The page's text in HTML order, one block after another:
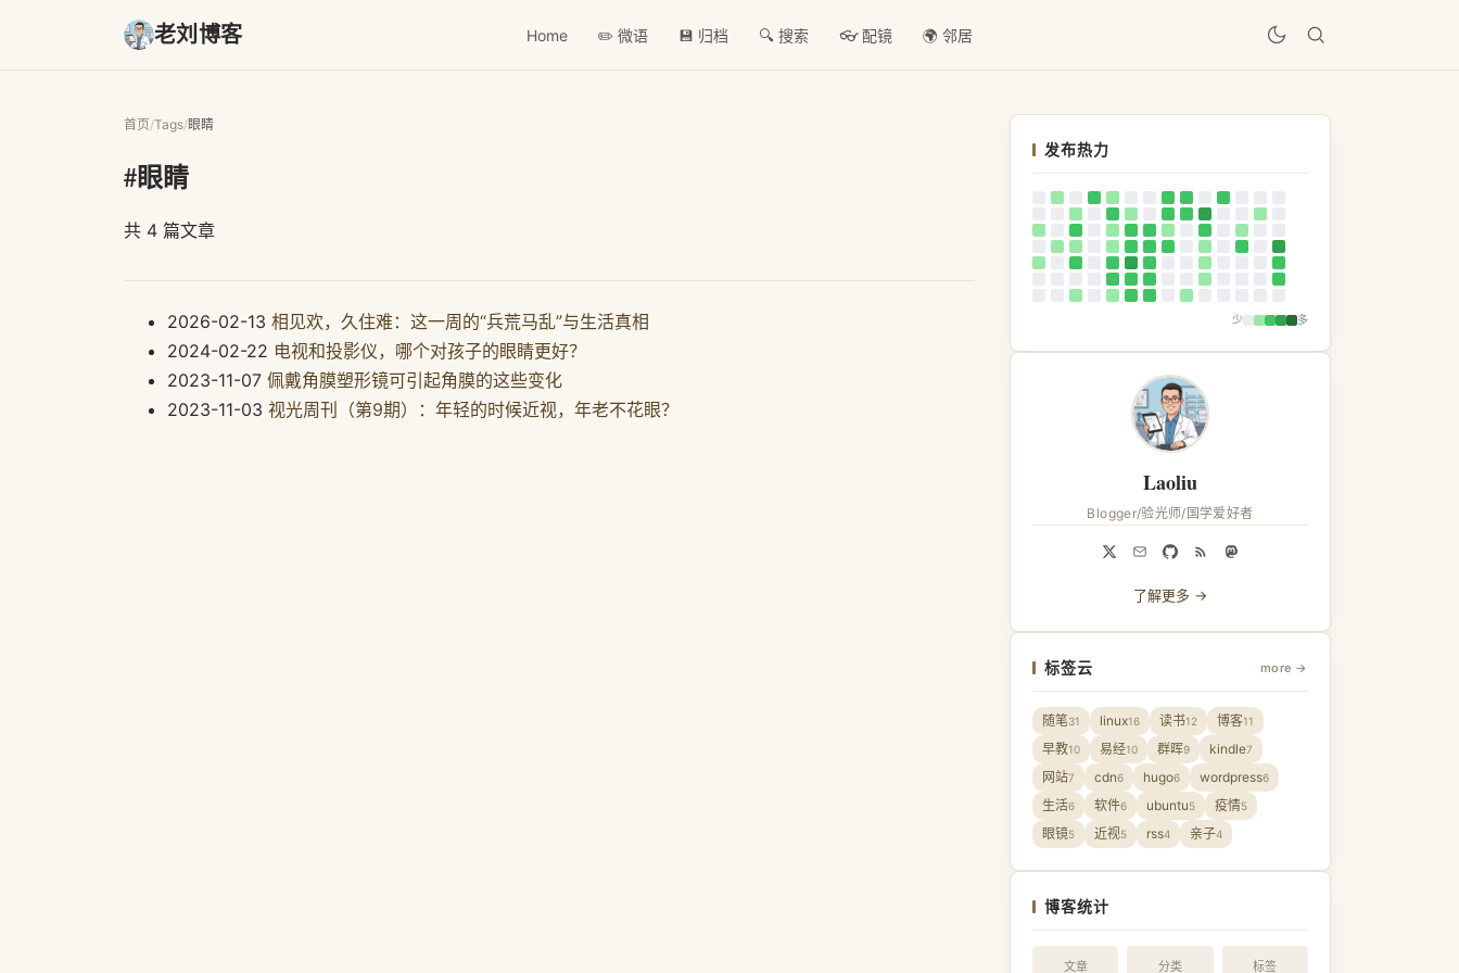
老刘博客 Home ✏️ 微语 💾 归档 🔍 搜索 👓 配镜 🌍 邻居
首页/Tags/眼睛
#眼睛
共 4 篇文章
2026-02-13 相见欢，久住难：这一周的“兵荒马乱”与生活真相
2024-02-22 电视和投影仪，哪个对孩子的眼睛更好？
2023-11-07 佩戴角膜塑形镜可引起角膜的这些变化
2023-11-03 视光周刊（第9期）：年轻的时候近视，年老不花眼？
发布热力
少 多
Laoliu
Blogger/验光师/国学爱好者
了解更多 →
标签云 more →
随笔31 linux16 读书12 博客11
早教10 易经10 群晖9 kindle7
网站7 cdn6 hugo6 wordpress6
生活6 软件6 ubuntu5 疫情5
眼镜5 近视5 rss4 亲子4
博客统计
文章 分类 标签